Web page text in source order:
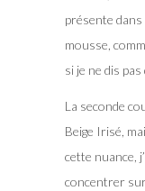
présente
mousse,
si je ne dis
La seconde
Beige Irisé,
cette nuance,
concentrer